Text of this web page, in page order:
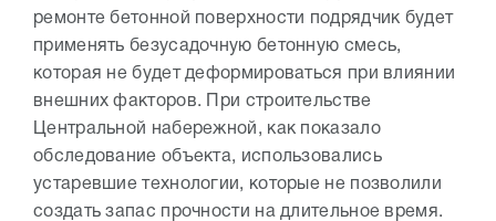
ремонте бетонной поверхности подрядчик будет
применять безусадочную бетонную смесь,
которая не будет деформироваться при влиянии
внешних факторов. При строительстве
Центральной набережной, как показало
обследование объекта, использовались
устаревшие технологии, которые не позволили
создать запас прочности на длительное время.